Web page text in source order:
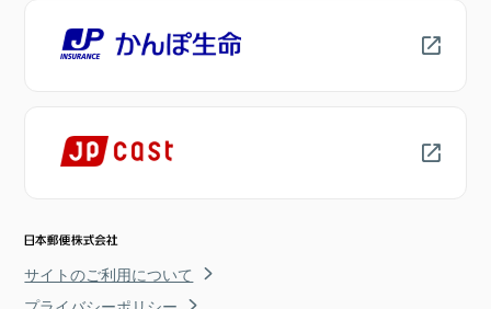
サイトのご利用について